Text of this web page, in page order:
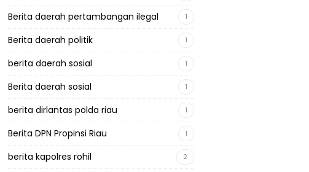
Berita daerah pertambangan ilegal 1
Berita daerah politik 1
berita daerah sosial 1
Berita daerah sosial 1
berita dirlantas polda riau 1
Berita DPN Propinsi Riau 1
berita kapolres rohil 2